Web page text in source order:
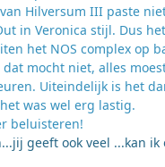
Hilversum III paste
in Veronica stijl. Dus
het NOS complex op
mocht niet, alles
Uiteindelijk is het
was wel erg lastig.
beluisteren!
geeft ook veel ...kan